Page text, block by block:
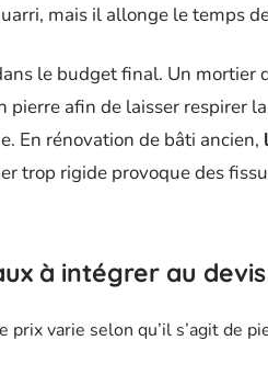
mais il allonge le temps
le budget final. Un mortier
pierre afin de laisser respirer
En rénovation de bâti ancien,
trop rigide provoque des
à intégrer au devis
varie selon qu’il s’agit de